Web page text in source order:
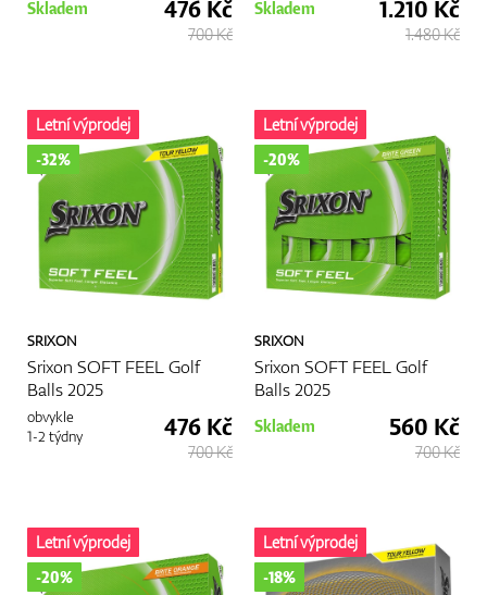
Skladem 476 Kč
700 Kč
Skladem 1.210 Kč
1.480 Kč
SRIXON
Srixon SOFT FEEL Golf
Balls 2025
Letní výprodej
-32%
obvykle
1-2 týdny
476 Kč
700 Kč
SRIXON
Srixon SOFT FEEL Golf
Balls 2025
Letní výprodej
-20%
Skladem 560 Kč
700 Kč
Letní výprodej
-20%
Letní výprodej
-18%